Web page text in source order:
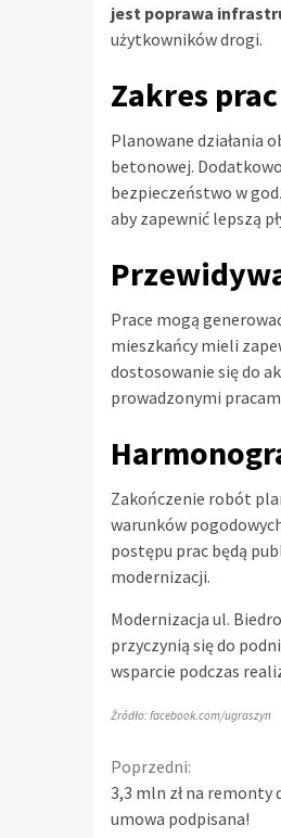
jest poprawa
użytkowników drogi.
Zakres
Planowane działania
betonowej.
bezpieczeństwo w
aby zapewnić lepszą
Prace mogą
mieszkańcy mieli
dostosowanie się do
prowadzonymi
Zakończenie robót
warunków
postępu prac będą
modernizacji.
Modernizacja ul.
przyczynią się do
wsparcie podczas
Źródło: facebook.com/ugraszyn
Continue
Reading
Poprzedni:
3,3 mln zł na remonty
umowa podpisana!